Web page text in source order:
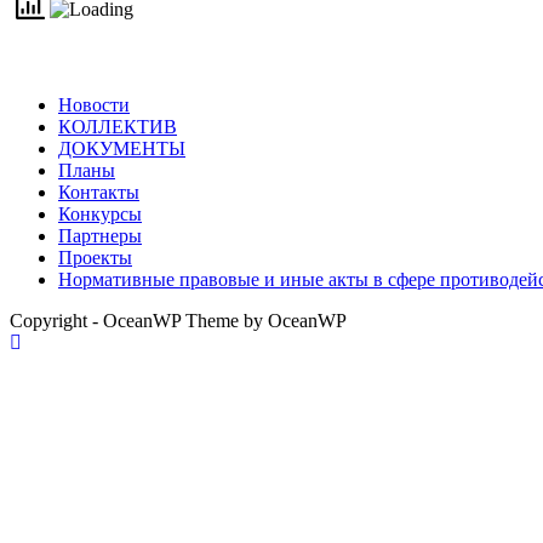
Новости
КОЛЛЕКТИВ
ДОКУМЕНТЫ
Планы
Контакты
Конкурсы
Партнеры
Проекты
Нормативные правовые и иные акты в сфере
Copyright - OceanWP Theme by OceanWP